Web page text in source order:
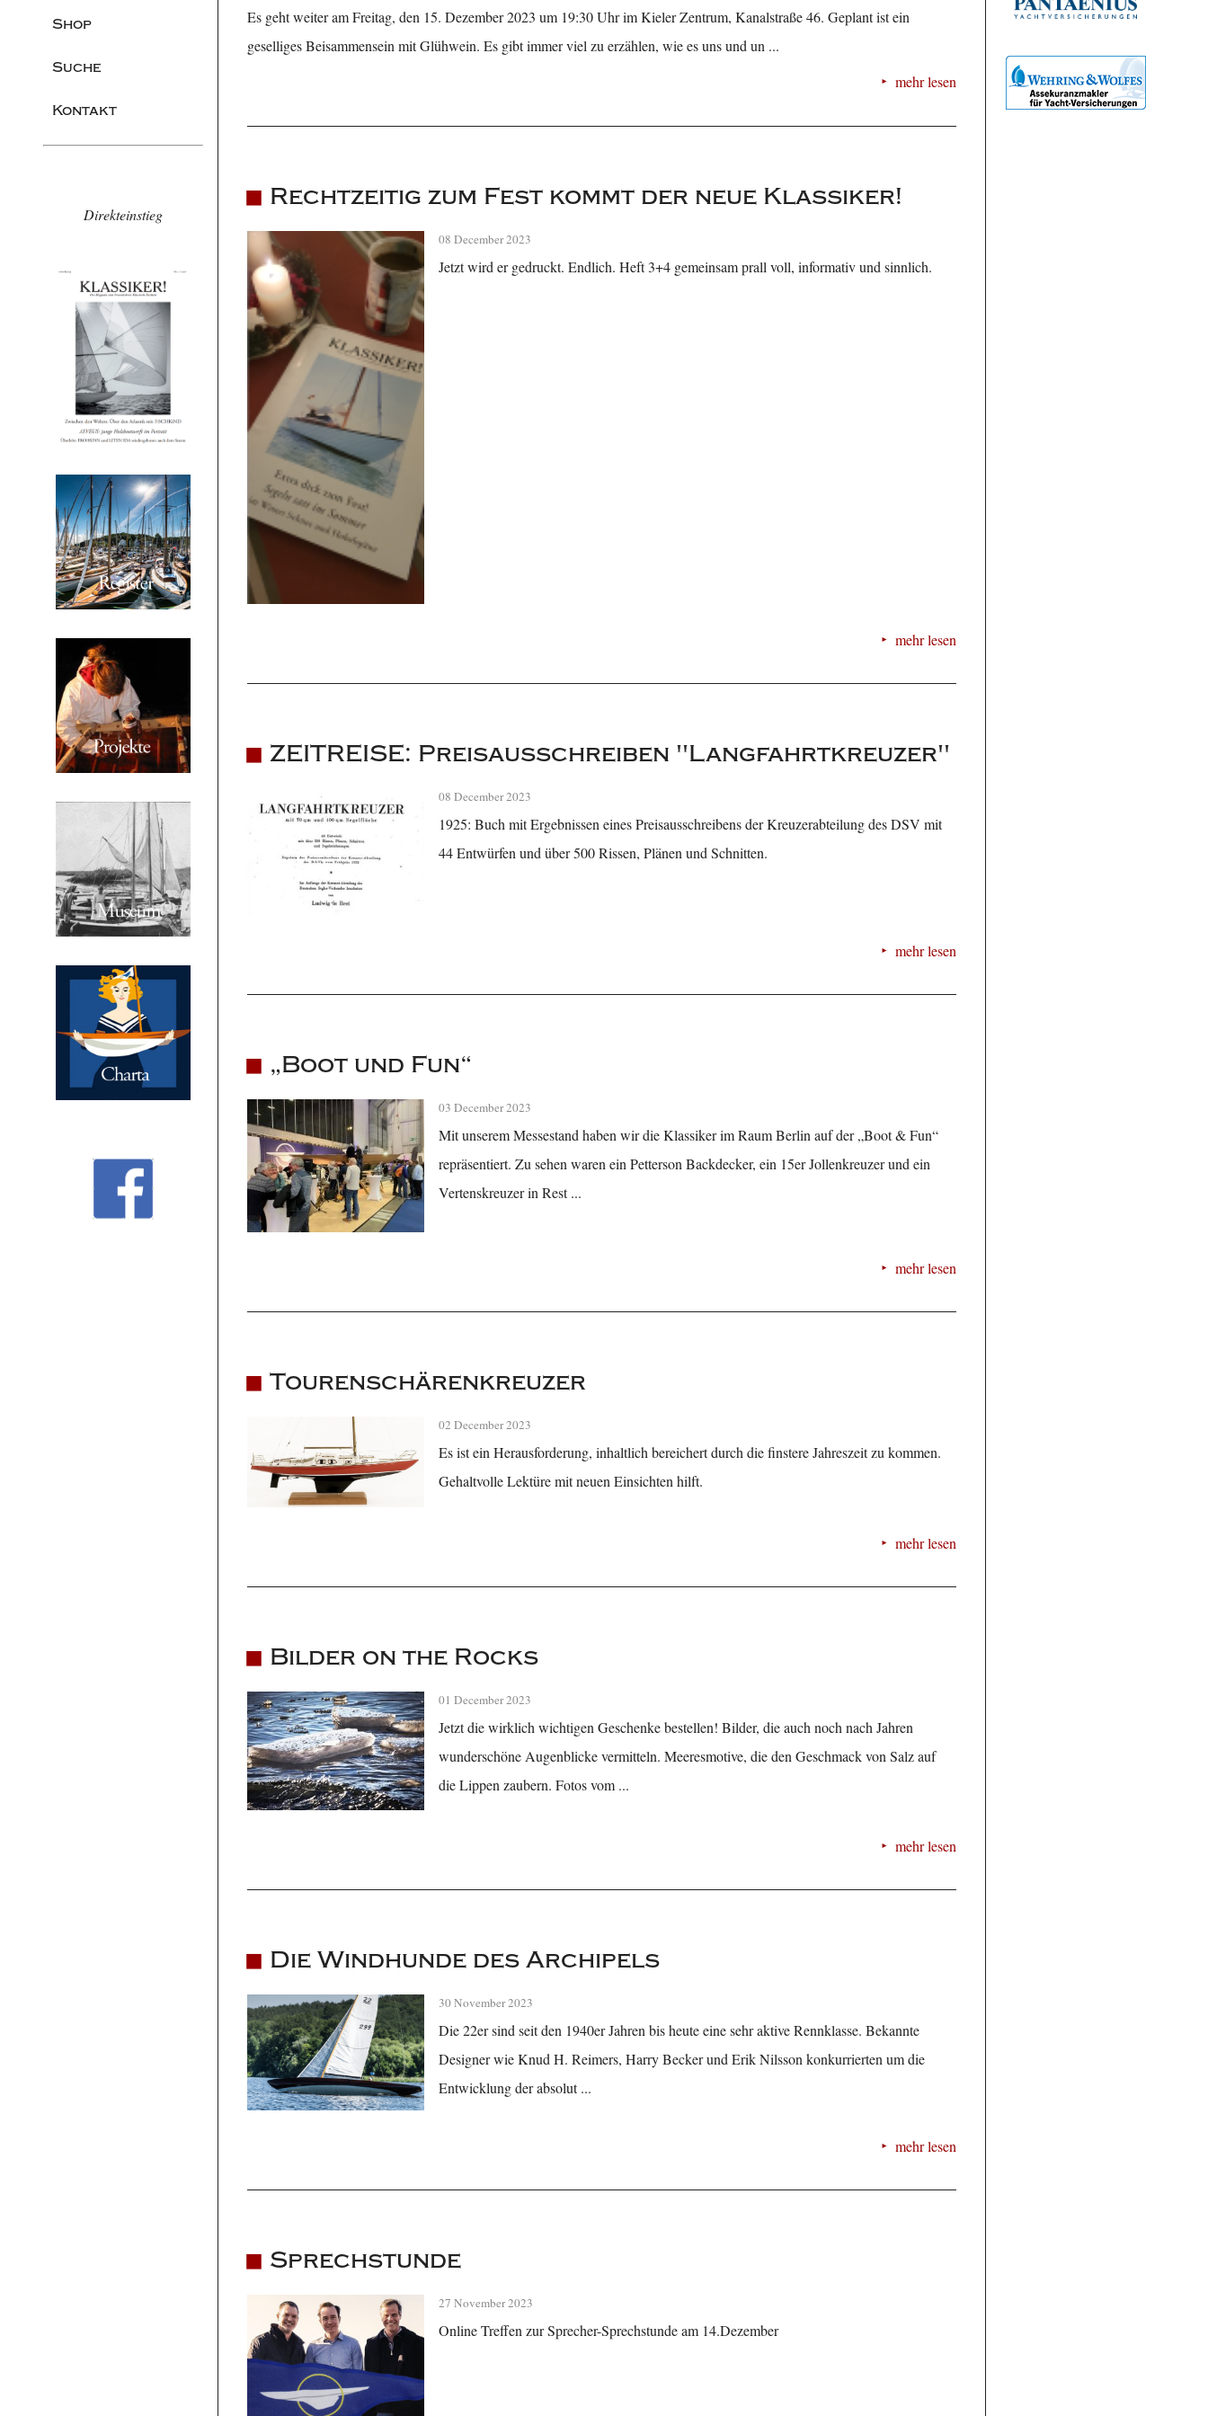
Shop
Suche
Kontakt
Direkteinstieg
Es geht weiter am Freitag, den 15. Dezember 2023 um 19:30 Uhr im Kieler Zentrum, Kanalstraße 46. Geplant ist ein
geselliges Beisammensein mit Glühwein. Es gibt immer viel zu erzählen, wie es uns und un ...
mehr lesen
Rechtzeitig zum Fest kommt der neue Klassiker!
08 December 2023
Jetzt wird er gedruckt. Endlich. Heft 3+4 gemeinsam prall voll, informativ und sinnlich.
mehr lesen
ZEITREISE: Preisausschreiben "Langfahrtkreuzer"
08 December 2023
1925: Buch mit Ergebnissen eines Preisausschreibens der Kreuzerabteilung des DSV mit
44 Entwürfen und über 500 Rissen, Plänen und Schnitten.
mehr lesen
„Boot und Fun“
03 December 2023
Mit unserem Messestand haben wir die Klassiker im Raum Berlin auf der „Boot & Fun“
repräsentiert. Zu sehen waren ein Petterson Backdecker, ein 15er Jollenkreuzer und ein
Vertenskreuzer in Rest ...
mehr lesen
Tourenschärenkreuzer
02 December 2023
Es ist ein Herausforderung, inhaltlich bereichert durch die finstere Jahreszeit zu kommen.
Gehaltvolle Lektüre mit neuen Einsichten hilft.
mehr lesen
Bilder on the Rocks
01 December 2023
Jetzt die wirklich wichtigen Geschenke bestellen! Bilder, die auch noch nach Jahren
wunderschöne Augenblicke vermitteln. Meeresmotive, die den Geschmack von Salz auf
die Lippen zaubern. Fotos vom ...
mehr lesen
Die Windhunde des Archipels
30 November 2023
Die 22er sind seit den 1940er Jahren bis heute eine sehr aktive Rennklasse. Bekannte
Designer wie Knud H. Reimers, Harry Becker und Erik Nilsson konkurrierten um die
Entwicklung der absolut ...
mehr lesen
Sprechstunde
27 November 2023
Online Treffen zur Sprecher-Sprechstunde am 14.Dezember